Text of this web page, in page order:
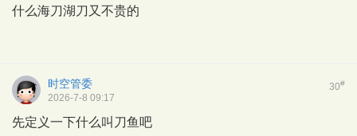
什么海刀湖刀又不贵的
30#
时空管委
2026-7-8 09:17
先定义一下什么叫刀鱼吧